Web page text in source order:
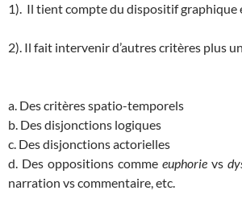
1). Il tient compte du dispositif graphique
2). Il fait intervenir d’autres critères plus
a. Des critères spatio-temporels
b. Des disjonctions logiques
c. Des disjonctions actorielles
d. Des oppositions comme euphorie vs
narration vs commentaire, etc.